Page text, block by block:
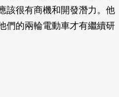
該很有商機和開發潛力。他
們的兩輪電動車才有繼續研